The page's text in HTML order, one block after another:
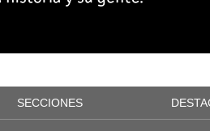
SECCIONES